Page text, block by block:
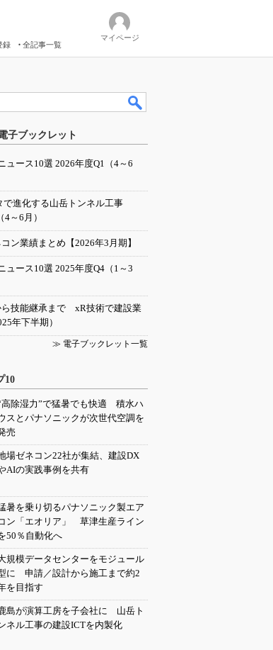
録 全記事一覧
マイページ
子ブックレット
ュース10選 2026年度Q1（4～6
で進化する山岳トンネル工事
～6月）
ン業績まとめ【2026年3月期】
ュース10選 2025年度Q4（1～3
ら技能継承まで xR技術で建設業
年下半期）
≫ 電子ブックレット一覧
10
高除湿力”で猛暑でも快適 積水ハ
スとパナソニックが次世代空調を
売
場ゼネコン22社が集結、建設DX
AIの実践事例を共有
暑を乗り切るパナソニック製エア
ン「エオリア」 草津生産ライン
50％自動化へ
規模データセンターをモジュール
に 申請／設計から施工まで約2
を目指す
島が演算工房を子会社に 山岳ト
ネル工事の建設ICTを内製化